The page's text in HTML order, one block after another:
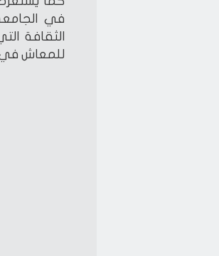
في الجامعة
الثقافة
للمعاش في